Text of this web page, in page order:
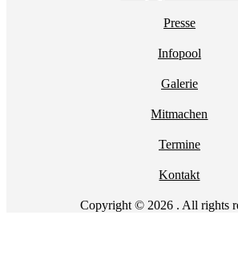
Presse
Infopool
Galerie
Mitmachen
Termine
Kontakt
Copyright © 2026 . All rights